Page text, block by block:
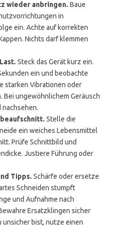
wieder anbringen. Baue
in
ein. Achte auf korrekten
Nichts darf klemmen
Steck das Gerät kurz ein.
ein und beobachte
starken Vibrationen oder
Bei ungewöhnlichem Geräusch
Stelle die
ein weiches Lebensmittel
Prüfe Schnittbild und
Justiere Führung oder
Tipps. Schärfe oder ersetze
Schneiden stumpft
und Aufnahme nach
Ersatzklingen sicher
unsicher bist, nutze einen